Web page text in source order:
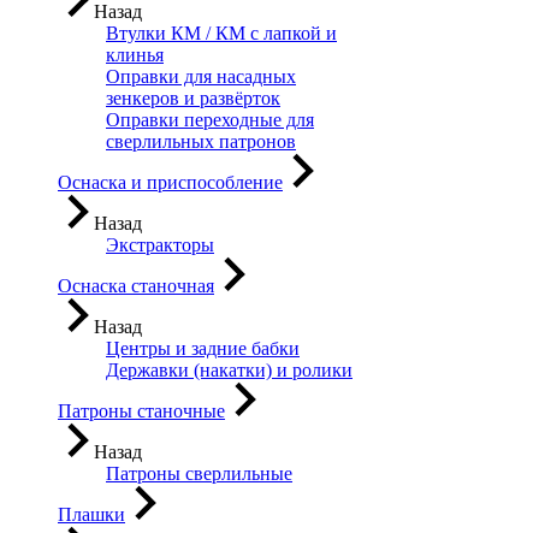
Назад
Втулки КМ / КМ с лапкой и
клинья
Оправки для насадных
зенкеров и развёрток
Оправки переходные для
сверлильных патронов
Оснаска и приспособление
Назад
Экстракторы
Оснаска станочная
Назад
Центры и задние бабки
Державки (накатки) и ролики
Патроны станочные
Назад
Патроны сверлильные
Плашки